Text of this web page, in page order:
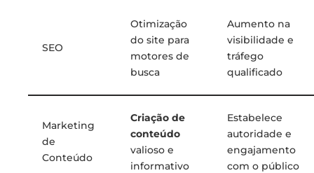
SEO
Otimização
do site para
motores de
busca
Aumento na
visibilidade e
tráfego
qualificado
Marketing
de
Conteúdo
Criação de
conteúdo
valioso e
informativo
Estabelece
autoridade e
engajamento
com o público